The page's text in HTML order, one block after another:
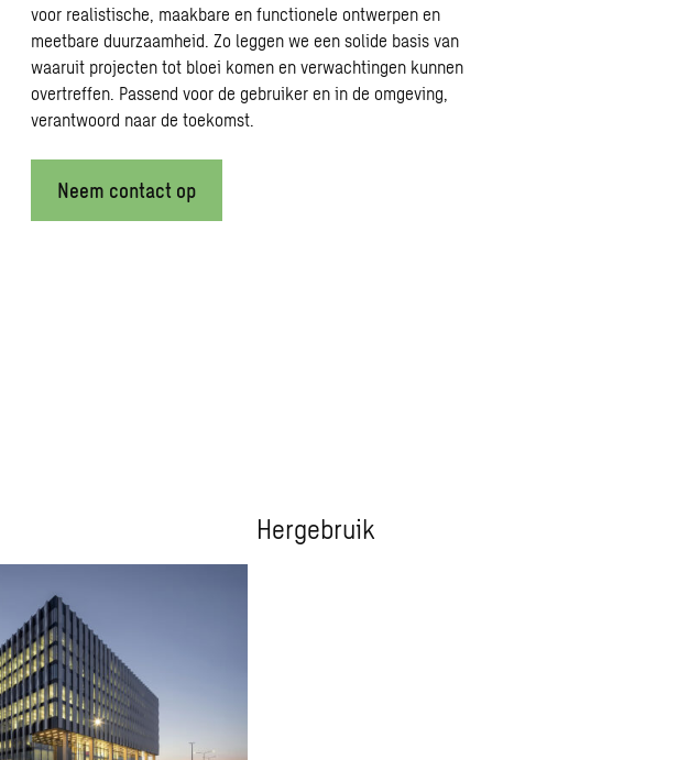
voor realistische, maakbare en functionele ontwerpen en
meetbare duurzaamheid. Zo leggen we een solide basis van
waaruit projecten tot bloei komen en verwachtingen kunnen
overtreffen. Passend voor de gebruiker en in de omgeving,
verantwoord naar de toekomst.
Neem contact op
Hergebruik